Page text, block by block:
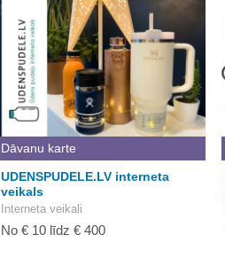
Dāvanu karte
UDENSPUDELE.LV interneta
veikals
Interneta veikali
No € 10 līdz € 400